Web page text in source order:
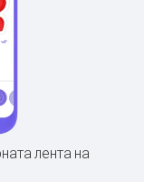
лента на